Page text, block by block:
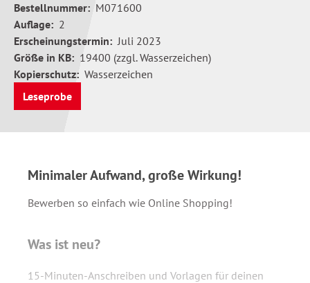
Bestellnummer: M071600
Auflage: 2
Erscheinungstermin: Juli 2023
Größe in KB: 19400 (zzgl. Wasserzeichen)
Kopierschutz: Wasserzeichen
Leseprobe
Minimaler Aufwand, große Wirkung!
Bewerben so einfach wie Online Shopping!
Was ist neu?
15-Minuten-Anschreiben und Vorlagen für deinen